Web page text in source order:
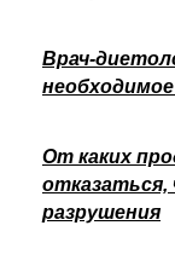
Врач-
От каких
разрушения